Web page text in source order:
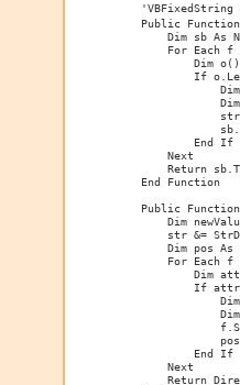
'VBFixedString
Public
Dim sb As
For Each f
Dim
If
            End If
        Next
Return
    End Function
Public
Dim
str &=
Dim pos As
For Each f
Dim
If
            End If
        Next
Return